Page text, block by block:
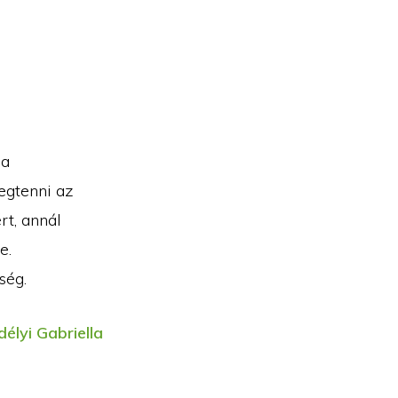
az
annál
Gabriella